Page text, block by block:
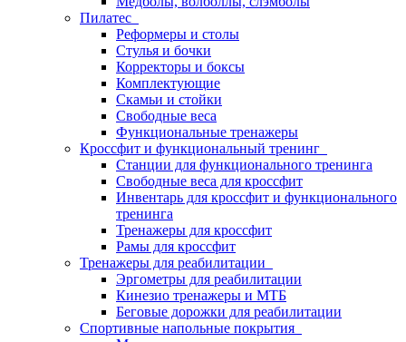
Пилатес
Реформеры и столы
Стулья и бочки
Корректоры и боксы
Комплектующие
Скамьи и стойки
Свободные веса
Функциональные тренажеры
Кроссфит и функциональный тренинг
Станции для функционального тренинга
Свободные веса для кроссфит
Инвентарь для кроссфит и функционального
тренинга
Тренажеры для кроссфит
Рамы для кроссфит
Тренажеры для реабилитации
Эргометры для реабилитации
Кинезио тренажеры и МТБ
Беговые дорожки для реабилитации
Спортивные напольные покрытия